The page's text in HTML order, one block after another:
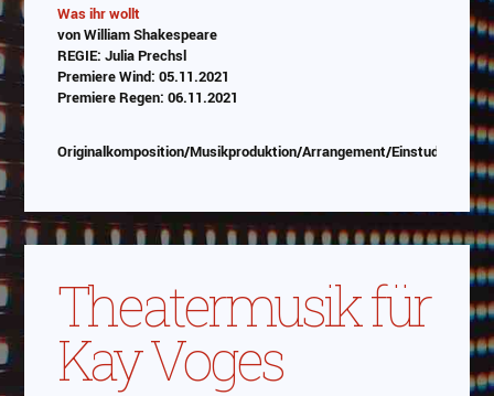
Abspielen
Das Video wird von Youtube eingebettet
abespielt. Es gilt die
Was ihr wollt
von William Shakespeare
REGIE: Julia Prechsl
Premiere Wind: 05.11.2021
Premiere Regen: 06.11.2021
Originalkomposition/Musikproduktion/Arrangement/Einstudierung/
Theatermusik für
Kay Voges